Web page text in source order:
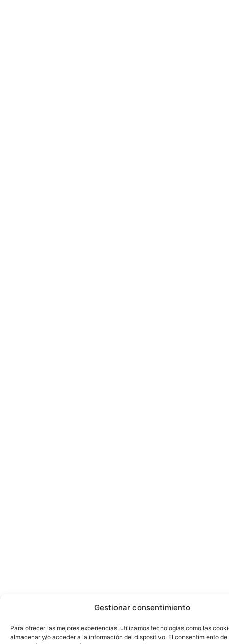
Gestionar consentimiento
Para ofrecer las mejores experiencias, utilizamos tecnologías como las
almacenar y/o acceder a la información del dispositivo. El consentimiento de